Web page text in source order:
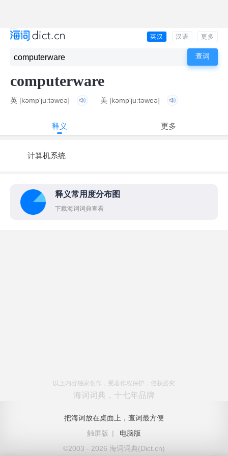
英汉 汉语 更多
computerware
英 [kəmp'juːtəweə] 美 [kəmp'juːtəweə]
释义 更多
计算机系统
释义常用度分布图
下载海词词典查看
以上内容独家创作，受著作权保护，侵权必究
海词词典，十七年品牌
把海词放在桌面上，查词最方便
触屏版
|
电脑版
©2003 - 2026 海词词典(Dict.cn)